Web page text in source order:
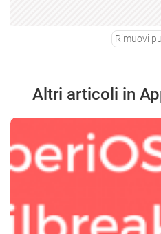
Rimuovi
Altri articoli in